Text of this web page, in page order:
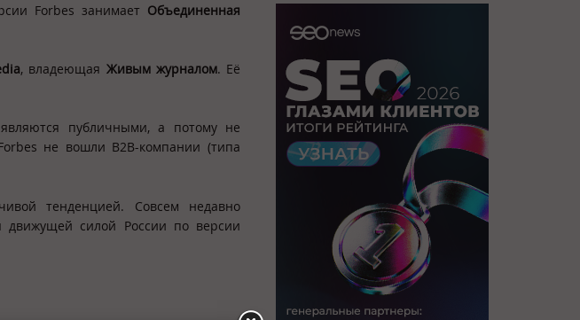
Forbes занимает Объединенная
, владеющая Живым журналом. Её
публичными, а потому не
не вошли B2B-компании (типа
тенденцией. Совсем недавно
движущей силой России по версии